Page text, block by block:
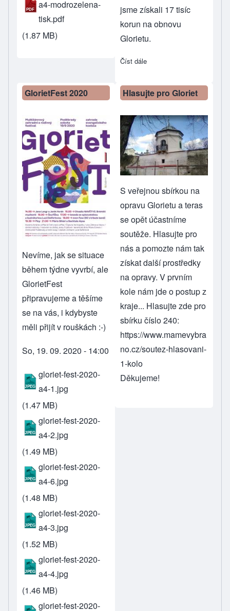
a4-modrozelena-
tisk.pdf
(1.87 MB)
jsme získali 17 tisíc
korun na obnovu
Glorietu.
Číst dále
GlorietFest 2020
Nevíme, jak se situace
během týdne vyvrbí, ale
GlorietFest
připravujeme a těšíme
se na vás, i kdybyste
měli přijít v rouškách :-)
So, 19. 09. 2020 - 14:00
gloriet-fest-2020-
a4-1.jpg
(1.47 MB)
gloriet-fest-2020-
a4-2.jpg
(1.49 MB)
gloriet-fest-2020-
a4-6.jpg
(1.48 MB)
gloriet-fest-2020-
a4-3.jpg
(1.52 MB)
gloriet-fest-2020-
a4-4.jpg
(1.46 MB)
gloriet-fest-2020-
Hlasujte pro Gloriet
S veřejnou sbírkou na
opravu Glorietu a teras
se opět účastníme
soutěže. Hlasujte pro
nás a pomozte nám tak
získat další prostředky
na opravy. V prvním
kole nám jde o postup z
kraje... Hlasujte zde pro
sbírku číslo 240:
https://www.mamevybra
no.cz/soutez-hlasovani-
1-kolo
Děkujeme!